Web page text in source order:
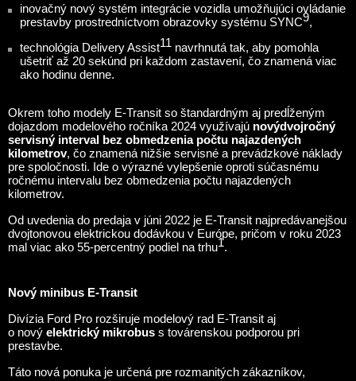
inovačný nový systém integrácie vozidla umožňujúci ovládanie
prestavby prostredníctvom obrazovky systému SYNC9,
technológia Delivery Assist11 navrhnutá tak, aby pomohla
ušetriť až 20 sekúnd pri každom zastavení, čo znamená viac
ako hodinu denne.
Okrem toho modely E-Transit so štandardným aj predĺženým
dojazdom modelového ročníka 2024 využívajú novýdvojročný
servisný interval bez obmedzenia počtu najazdených
kilometrov, čo znamená nižšie servisné a prevádzkové náklady
pre spoločnosti. Ide o výrazné vylepšenie oproti súčasnému
ročnému intervalu bez obmedzenia počtu najazdených
kilometrov.
Od uvedenia do predaja v júni 2022 je E-Transit najpredávanejšou
dvojtonovou elektrickou dodávkou v Európe, pričom v roku 2023
mal viac ako 55-percentný podiel na trhu1.
Nový minibus E-Transit
Divízia Ford Pro rozširuje modelový rad E-Transit aj
o nový elektrický mikrobus s továrenskou podporou pri
prestavbe.
Táto nová ponuka je určená pre rozmanitých zákazníkov,